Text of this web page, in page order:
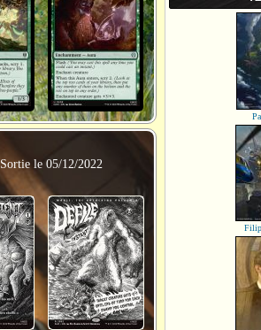
Sortie le 05/12/2022